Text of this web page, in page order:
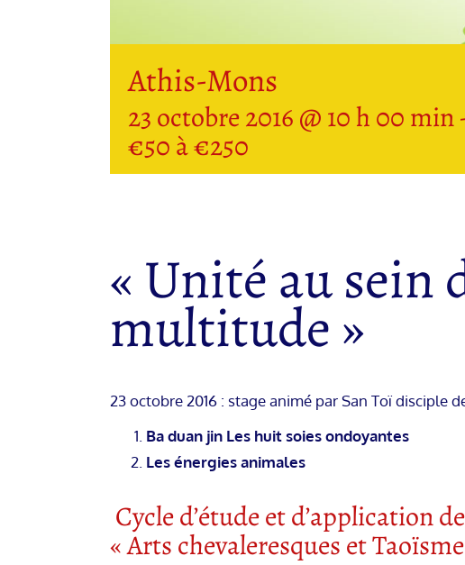
Athis-Mons
23 octobre 2016 @ 10 h 00 min
€50 à €250
« Unité au sein
multitude »
23 octobre 2016 : stage animé par San Toï disciple
Ba duan jin Les huit soies ondoyantes
Les énergies animales
Cycle d’étude et d’application
« Arts chevaleresques et